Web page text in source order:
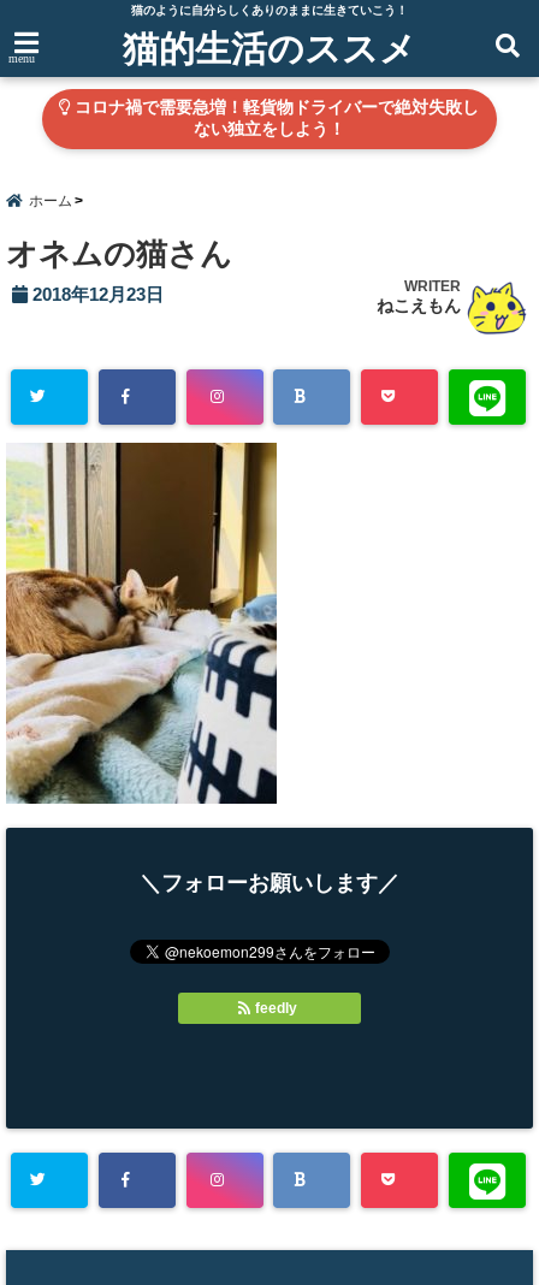
猫のように自分らしくありのままに生きていこう！
menu 猫的生活のススメ
コロナ禍で需要急増！軽貨物ドライバーで絶対失敗し
ない独立をしよう！
ホーム
オネムの猫さん
2018年12月23日 WRITER
ねこえもん
＼フォローお願いします／
feedly